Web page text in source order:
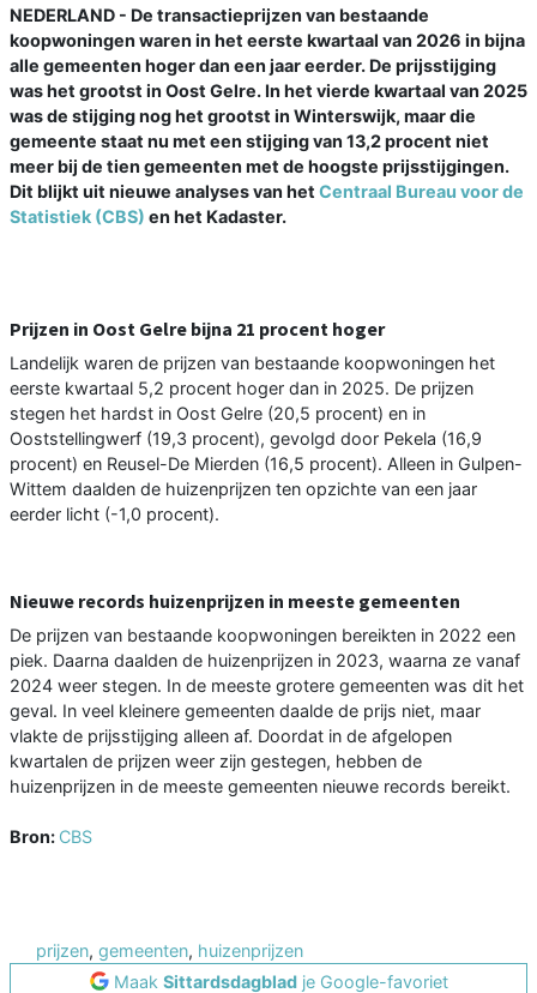
NEDERLAND - De transactieprijzen van bestaande
koopwoningen waren in het eerste kwartaal van 2026 in bijna
alle gemeenten hoger dan een jaar eerder. De prijsstijging
was het grootst in Oost Gelre. In het vierde kwartaal van 2025
was de stijging nog het grootst in Winterswijk, maar die
gemeente staat nu met een stijging van 13,2 procent niet
meer bij de tien gemeenten met de hoogste prijsstijgingen.
Dit blijkt uit nieuwe analyses van het Centraal Bureau voor de
Statistiek (CBS) en het Kadaster.
Prijzen in Oost Gelre bijna 21 procent hoger
Landelijk waren de prijzen van bestaande koopwoningen het
eerste kwartaal 5,2 procent hoger dan in 2025. De prijzen
stegen het hardst in Oost Gelre (20,5 procent) en in
Ooststellingwerf (19,3 procent), gevolgd door Pekela (16,9
procent) en Reusel-De Mierden (16,5 procent). Alleen in Gulpen-
Wittem daalden de huizenprijzen ten opzichte van een jaar
eerder licht (-1,0 procent).
Nieuwe records huizenprijzen in meeste gemeenten
De prijzen van bestaande koopwoningen bereikten in 2022 een
piek. Daarna daalden de huizenprijzen in 2023, waarna ze vanaf
2024 weer stegen. In de meeste grotere gemeenten was dit het
geval. In veel kleinere gemeenten daalde de prijs niet, maar
vlakte de prijsstijging alleen af. Doordat in de afgelopen
kwartalen de prijzen weer zijn gestegen, hebben de
huizenprijzen in de meeste gemeenten nieuwe records bereikt.
Bron: CBS
prijzen, gemeenten, huizenprijzen
Maak Sittardsdagbladje Google-favoriet